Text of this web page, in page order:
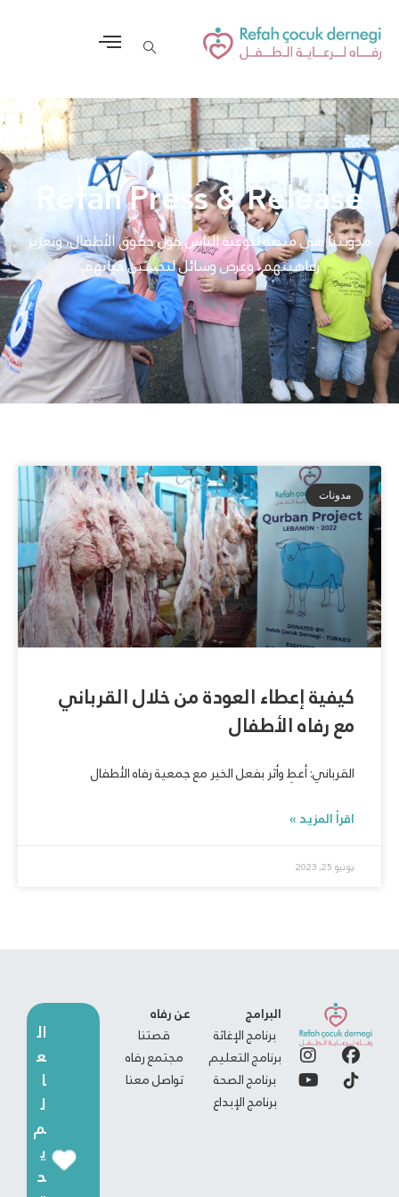
Refah Press & Release
مدونتنا هي منصة لتوعية الناس حول حقوق الأطفال، وتعزيز
رفاهيتهم، وعرض وسائل لتحسين حياتهم.
مدونات
كيفية إعطاء العودة من خلال القرباني
مع رفاه الأطفال
القرباني: أعطِ وأثر بفعل الخير مع جمعية رفاه الأطفال
اقرأ المزيد »
يونيو 25, 2023
البرامج
برنامج الإغاثة
برنامج التعليم
برنامج الصحة
برنامج الإبداع
عن رفاه
قصتنا
مجتمع رفاه
تواصل معنا
ال
ع
ا
ل
م
ي
ح